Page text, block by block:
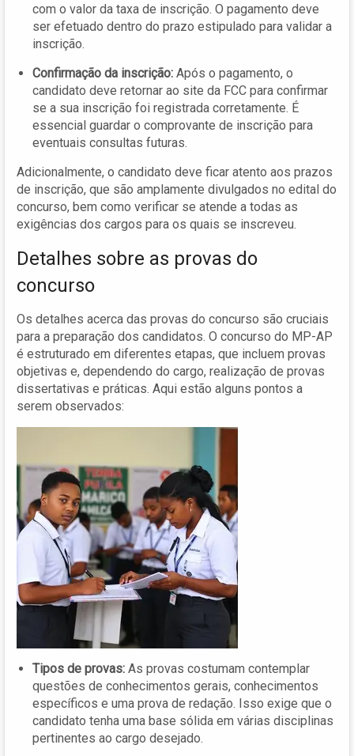
com o valor da taxa de inscrição. O pagamento deve
ser efetuado dentro do prazo estipulado para validar a
inscrição.
Confirmação da inscrição: Após o pagamento, o
candidato deve retornar ao site da FCC para confirmar
se a sua inscrição foi registrada corretamente. É
essencial guardar o comprovante de inscrição para
eventuais consultas futuras.
Adicionalmente, o candidato deve ficar atento aos prazos
de inscrição, que são amplamente divulgados no edital do
concurso, bem como verificar se atende a todas as
exigências dos cargos para os quais se inscreveu.
Detalhes sobre as provas do
concurso
Os detalhes acerca das provas do concurso são cruciais
para a preparação dos candidatos. O concurso do MP-AP
é estruturado em diferentes etapas, que incluem provas
objetivas e, dependendo do cargo, realização de provas
dissertativas e práticas. Aqui estão alguns pontos a
serem observados:
Tipos de provas: As provas costumam contemplar
questões de conhecimentos gerais, conhecimentos
específicos e uma prova de redação. Isso exige que o
candidato tenha uma base sólida em várias disciplinas
pertinentes ao cargo desejado.